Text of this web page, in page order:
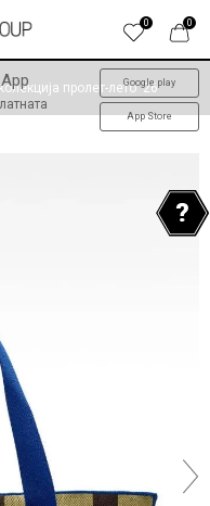
0
0
Google play
App Store
пролет-лето '26